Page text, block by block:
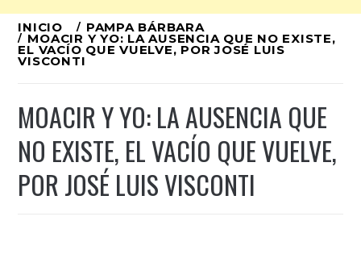
Ir
al
INICIO PAMPA BÁRBARA
MOACIR Y YO: LA AUSENCIA QUE NO EXISTE,
EL VACÍO QUE VUELVE, POR JOSÉ LUIS
VISCONTI
MOACIR Y YO: LA AUSENCIA QUE
NO EXISTE, EL VACÍO QUE VUELVE,
POR JOSÉ LUIS VISCONTI